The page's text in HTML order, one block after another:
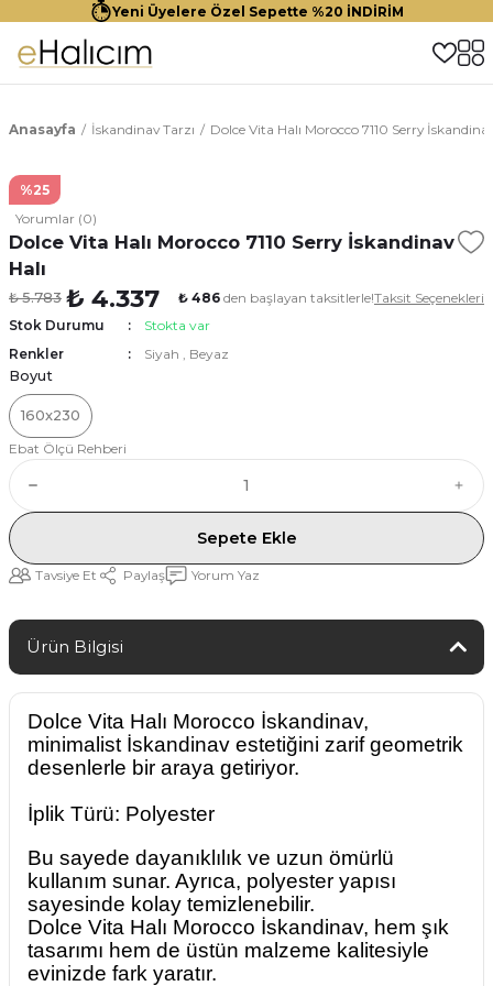
Yeni Üyelere Özel Sepette %20 İNDİRİM
Anasayfa İskandinav Tarzı Dolce Vita Halı Morocco 7110 Serry
%25
Yorumlar (0)
Dolce Vita Halı Morocco 7110 Serry İskandinav
Halı
₺ 5.783 ₺ 4.337 ₺ 486 den başlayan taksitlerle!Taksit Seçenekleri
Stok Durumu
Stokta var
Renkler
Siyah
Beyaz
Boyut
160x230
Ebat Ölçü Rehberi
Sepete Ekle
Tavsiye Et Paylaş Yorum Yaz
Ürün Bilgisi
Dolce Vita Halı Morocco İskandinav,
minimalist İskandinav estetiğini zarif geometrik
desenlerle bir araya getiriyor.
İplik Türü: Polyester
Bu sayede dayanıklılık ve uzun ömürlü
kullanım sunar. Ayrıca, polyester yapısı
sayesinde kolay temizlenebilir.
Dolce Vita Halı Morocco İskandinav, hem şık
tasarımı hem de üstün malzeme kalitesiyle
evinizde fark yaratır.